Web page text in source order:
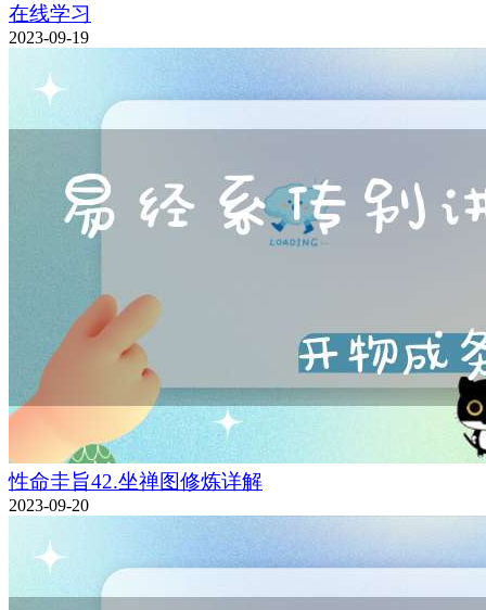
在线学习
2023-09-19
性命圭旨42.坐禅图修炼详解
2023-09-20